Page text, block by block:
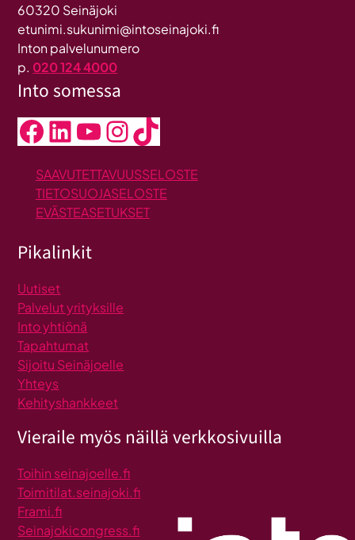
60320 Seinäjoki
etunimi.sukunimi@intoseinajoki.fi
Inton palvelunumero
p. 020 124 4000
Into somessa
Facebook LinkedIn YouTube InstagramTikTok
SAAVUTETTAVUUSSELOSTE
TIETOSUOJASELOSTE
EVÄSTEASETUKSET
Pikalinkit
Uutiset
Palvelut yrityksille
Into yhtiönä
Tapahtumat
Sijoitu Seinäjoelle
Yhteys
Kehityshankkeet
Vieraile myös näillä verkkosivuilla
Toihin seinajoelle.fi
Toimitilat.seinajoki.fi
Frami.fi
Seinajokicongress.fi